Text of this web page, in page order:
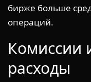
бирже больше
операций.
Комиссии
расходы